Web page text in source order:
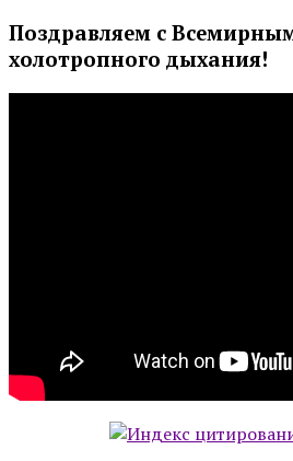
Поздравляем с
холотропного дыхания!